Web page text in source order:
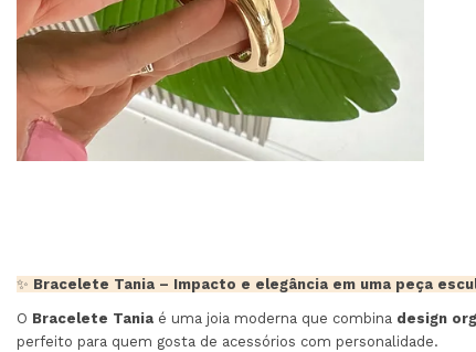
✨ Bracelete Tania – Impacto e elegância em uma peça
O Bracelete Tania é uma joia moderna que combina design
perfeito para quem gosta de acessórios com personalidade.